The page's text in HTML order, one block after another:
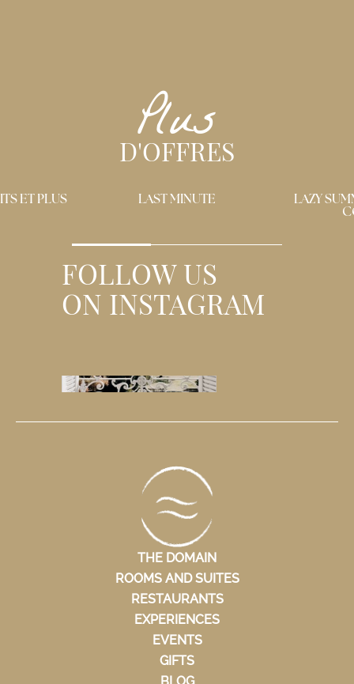
Plus
D'OFFRES
LAZY SUMMER DAY / COOL
FOLLOW US
ON INSTAGRAM
THE DOMAIN
ROOMS AND SUITES
RESTAURANTS
EXPERIENCES
EVENTS
GIFTS